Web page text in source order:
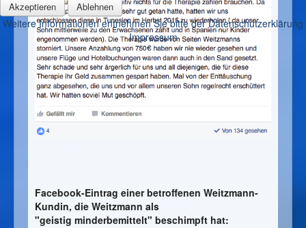
Facebook-Eintrag einer betroffenen Weitzmann-
Kundin, die Weitzmann als
"geistig minderbemittelt" beschimpft hat:
Akzeptieren Ablehnen
Weitere Informationen entnehmen Sie bitte der Datenschutzerklärung
Impressum